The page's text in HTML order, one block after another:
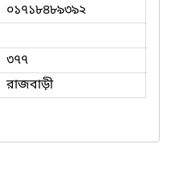
০১৭১৮৪৮৯৩৯২
৩৭৭
রাজবাড়ী